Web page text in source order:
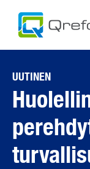
content
UUTINEN